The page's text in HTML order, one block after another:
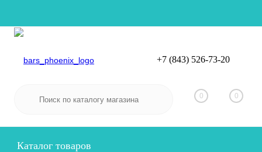
Вход
+7 (843) 526-73-20
0 0
Каталог товаров